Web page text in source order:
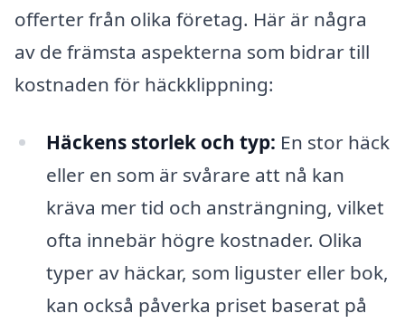
offerter från olika företag. Här är några
av de främsta aspekterna som bidrar till
kostnaden för häckklippning:
Häckens storlek och typ: En stor häck
eller en som är svårare att nå kan
kräva mer tid och ansträngning, vilket
ofta innebär högre kostnader. Olika
typer av häckar, som liguster eller bok,
kan också påverka priset baserat på